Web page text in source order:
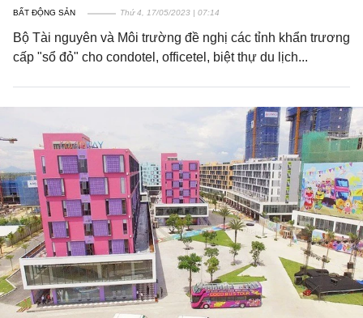
BẤT ĐỘNG SẢN Thứ 4, 17/05/2023 | 07:14
Bộ Tài nguyên và Môi trường đề nghị các tỉnh khẩn trương
cấp "sổ đỏ" cho condotel, officetel, biệt thự du lịch...